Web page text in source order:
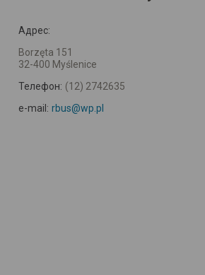
Адрес:
Borzęta 151
32-400 Myślenice
Телефон: (12) 2742635
e-mail: rbus@wp.pl